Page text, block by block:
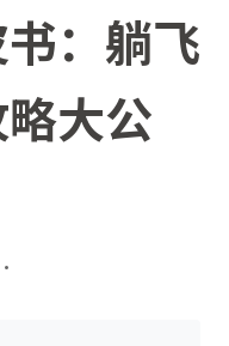
：躺飞
大公
·